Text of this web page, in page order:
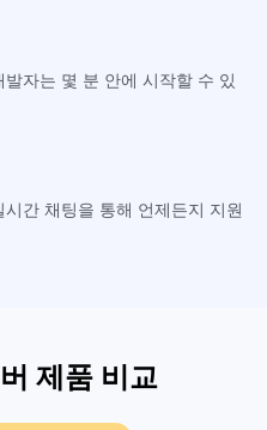
자는 몇 분 안에 시작할 수 있
간 채팅을 통해 언제든지 지원
제품 비교